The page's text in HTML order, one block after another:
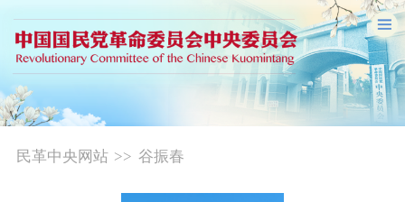
民革中央网站 >> 谷振春